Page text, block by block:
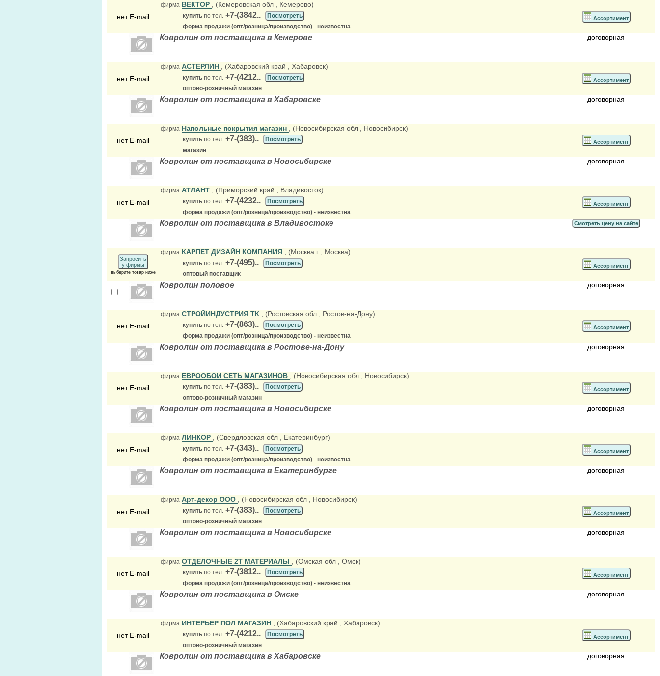
нет E-mail
фирма ВЕКТОР , (Кемеровская обл , Кемерово)
купить по тел. +7-(3842..
Посмотреть
форма продажи (опт/розница/производство) - неизвестна
Ассортимент
Ковролин от поставщика в Кемерове договорная
нет E-mail
фирма АСТЕРЛИН , (Хабаровский край , Хабаровск)
купить по тел. +7-(4212..
Посмотреть
оптово-розничный магазин
Ассортимент
Ковролин от поставщика в Хабаровске договорная
нет E-mail
фирма Напольные покрытия магазин , (Новосибирская обл , Новосибирск)
купить по тел. +7-(383)..
Посмотреть
магазин
Ассортимент
Ковролин от поставщика в Новосибирске договорная
нет E-mail
фирма АТЛАНТ , (Приморский край , Владивосток)
купить по тел. +7-(4232..
Посмотреть
форма продажи (опт/розница/производство) - неизвестна
Ассортимент
Ковролин от поставщика в Владивостоке Смотреть цену на сайте
Запросить
у фирмы
выберите товар ниже
фирма КАРПЕТ ДИЗАЙН КОМПАНИЯ , (Москва г , Москва)
купить по тел. +7-(495)..
Посмотреть
оптовый поставщик
Ассортимент
Ковролин половое договорная
нет E-mail
фирма СТРОЙИНДУСТРИЯ ТК , (Ростовская обл , Ростов-на-Дону)
купить по тел. +7-(863)..
Посмотреть
форма продажи (опт/розница/производство) - неизвестна
Ассортимент
Ковролин от поставщика в Ростове-на-Дону договорная
нет E-mail
фирма ЕВРООБОИ СЕТЬ МАГАЗИНОВ , (Новосибирская обл , Новосибирск)
купить по тел. +7-(383)..
Посмотреть
оптово-розничный магазин
Ассортимент
Ковролин от поставщика в Новосибирске договорная
нет E-mail
фирма ЛИНКОР , (Свердловская обл , Екатеринбург)
купить по тел. +7-(343)..
Посмотреть
форма продажи (опт/розница/производство) - неизвестна
Ассортимент
Ковролин от поставщика в Екатеринбурге договорная
нет E-mail
фирма Арт-декор ООО , (Новосибирская обл , Новосибирск)
купить по тел. +7-(383)..
Посмотреть
оптово-розничный магазин
Ассортимент
Ковролин от поставщика в Новосибирске договорная
нет E-mail
фирма ОТДЕЛОЧНЫЕ 2Т МАТЕРИАЛЫ , (Омская обл , Омск)
купить по тел. +7-(3812..
Посмотреть
форма продажи (опт/розница/производство) - неизвестна
Ассортимент
Ковролин от поставщика в Омске договорная
нет E-mail
фирма ИНТЕРЬЕР ПОЛ МАГАЗИН , (Хабаровский край , Хабаровск)
купить по тел. +7-(4212..
Посмотреть
оптово-розничный магазин
Ассортимент
Ковролин от поставщика в Хабаровске договорная